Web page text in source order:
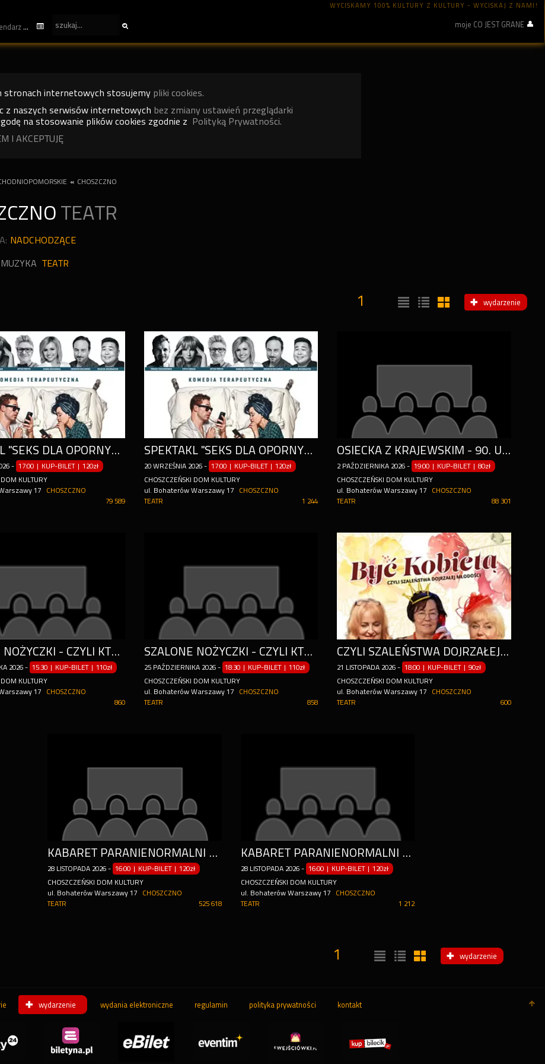
WYCISKAMY 100% KULTURY Z KULTURY - WYCISKAJ Z NAMI!
kalendarz moje CO JEST GRANE
stronach internetowych stosujemy pliki cookies.
z naszych serwisów internetowych bez zmiany ustawień przeglądarki
na stosowanie plików cookies zgodnie z Polityką Prywatności.
I AKCEPTUJĘ
« CHOSZCZNO
TEATR
NADCHODZĄCE
MUZYKA TEATR
wydarzenie
1
SPEKTAKL "SEKS DLA OPORNYCH"
- 17:00 | KUP-BILET | 120zł
KULTURY
17
CHOSZCZNO
79 589
SPEKTAKL "SEKS DLA OPORNYCH"
20 WRZEŚNIA 2026 - 17:00 | KUP-BILET | 120zł
CHOSZCZEŃSKI DOM KULTURY
ul. Bohaterów Warszawy 17
CHOSZCZNO
1 244
TEATR
OSIECKA Z KRAJEWSKIM - 90. URODZINY AGNIESZKI
2 PAŹDZIERNIKA 2026 - 19:00 | KUP-BILET |80zł
CHOSZCZEŃSKI DOM KULTURY
ul. Bohaterów Warszawy 17
CHOSZCZNO
88 301
TEATR
SZALONE NOŻYCZKI - CZYLI KTO ZABIŁ
2026 - 15:30 | KUP-BILET | 110zł
KULTURY
17
CHOSZCZNO
860
SZALONE NOŻYCZKI - CZYLI KTO ZABIŁ
25 PAŹDZIERNIKA 2026 - 18:30 | KUP-BILET | 110zł
CHOSZCZEŃSKI DOM KULTURY
ul. Bohaterów Warszawy 17
CHOSZCZNO
858
TEATR
CZYLI SZALEŃSTWA DOJRZAŁEJ MŁODOŚCI
21 LISTOPADA 2026 - 18:00 | KUP-BILET |90zł
CHOSZCZEŃSKI DOM KULTURY
ul. Bohaterów Warszawy 17
CHOSZCZNO
600
TEATR
KABARET PARANIENORMALNI - NOWY PROGRAM "OSTRE CIĘCIE"
28 LISTOPADA 2026 - 16:00 | KUP-BILET |120zł
CHOSZCZEŃSKI DOM KULTURY
ul. Bohaterów Warszawy 17
CHOSZCZNO
525 618
TEATR
KABARET PARANIENORMALNI - NOWY PROGRAM "OSTRE CIĘCIE"
28 LISTOPADA 2026 - 16:00 | KUP-BILET | 120zł
CHOSZCZEŃSKI DOM KULTURY
ul. Bohaterów Warszawy 17
CHOSZCZNO
1 212
TEATR
wydarzenie
1
wydarzenie wydania elektroniczne regulamin polityka prywatności kontakt